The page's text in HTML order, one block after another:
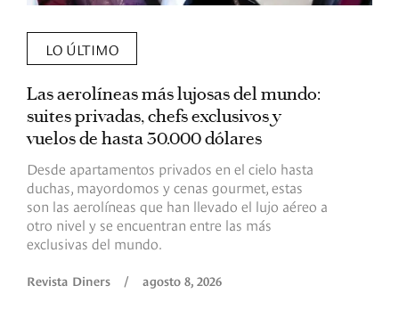
LO ÚLTIMO
Las aerolíneas más lujosas del mundo:
suites privadas, chefs exclusivos y
vuelos de hasta 30.000 dólares
Desde apartamentos privados en el cielo hasta
duchas, mayordomos y cenas gourmet, estas
son las aerolíneas que han llevado el lujo aéreo a
otro nivel y se encuentran entre las más
exclusivas del mundo.
Revista Diners / agosto 8, 2026